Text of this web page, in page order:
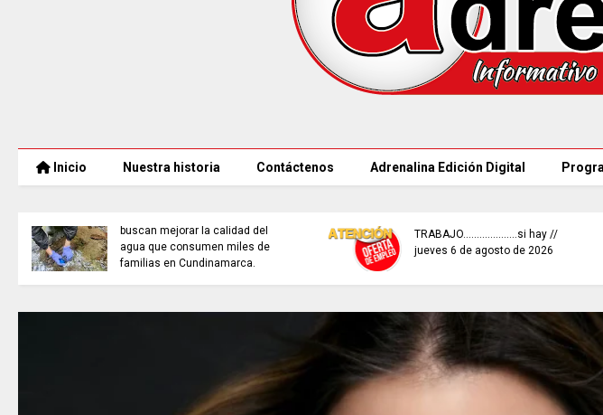
Inicio Nuestra historia Contáctenos Adrenalina Edición Digital
buscan mejorar la calidad del
agua que consumen miles de
familias en Cundinamarca.
TRABAJO....................si hay //
jueves 6 de agosto de 2026